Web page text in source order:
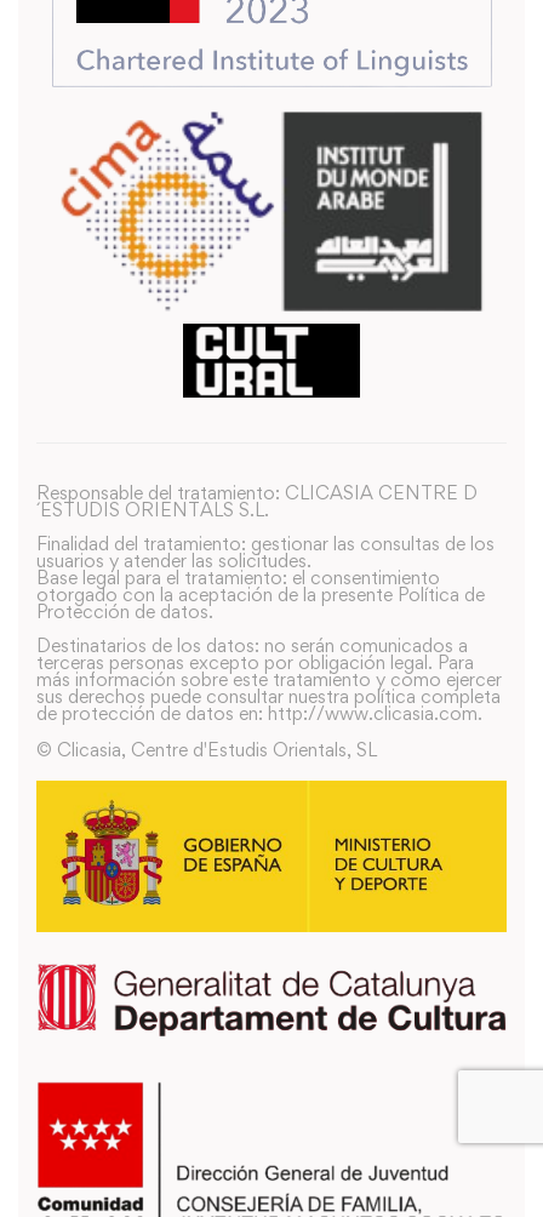
Responsable del tratamiento: CLICASIA CENTRE D
´ESTUDIS ORIENTALS S.L.
Finalidad del tratamiento: gestionar las consultas de los
usuarios y atender las solicitudes.
Base legal para el tratamiento: el consentimiento
otorgado con la aceptación de la presente Política de
Protección de datos.
Destinatarios de los datos: no serán comunicados a
terceras personas excepto por obligación legal. Para
más información sobre este tratamiento y como ejercer
sus derechos puede consultar nuestra política completa
de protección de datos en: http://www.clicasia.com.
© Clicasia, Centre d'Estudis Orientals, SL